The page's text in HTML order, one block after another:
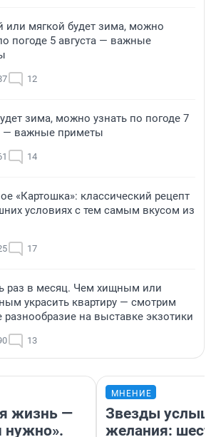
или мягкой будет зима, можно
погоде 5 августа — важные
12
зима, можно узнать по погоде 7
— важные приметы
14
«Картошка»: классический рецепт
условиях с тем самым вкусом из
17
раз в месяц. Чем хищным или
украсить квартиру — смотрим
разнообразие на выставке экзотики
13
жизнь —
нужно».
МНЕНИЕ
Звезды
желания: